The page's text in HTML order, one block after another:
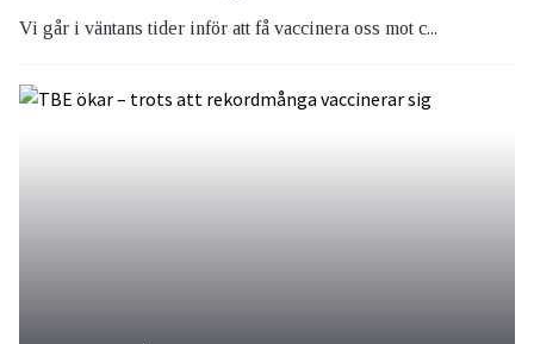
Vi går i väntans tider inför att få vaccinera oss mot c...